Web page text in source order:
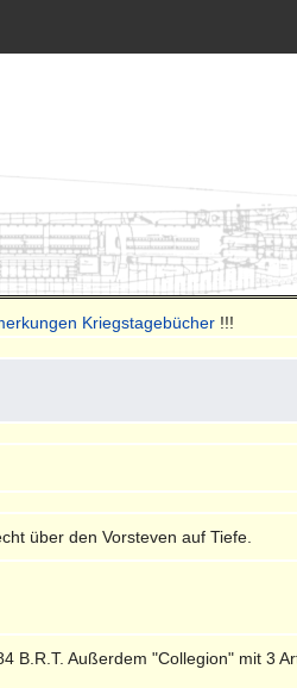
Kriegstagebücher !!!
über den Vorsteven auf Tiefe.
B.R.T. Außerdem "Collegion" mit 3